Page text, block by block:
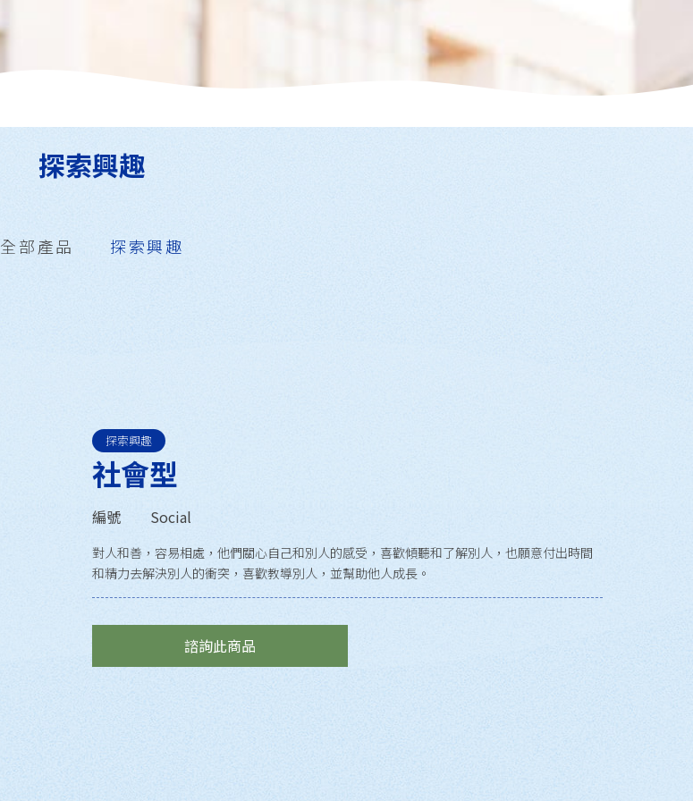
探索興趣
全部產品 探索興趣
探索興趣
社會型
編號 Social
對人和善，容易相處，他們關心自己和別人的感受，喜歡傾聽和了解別人，也願意付出時間
和精力去解決別人的衝突，喜歡教導別人，並幫助他人成長。
諮詢此商品